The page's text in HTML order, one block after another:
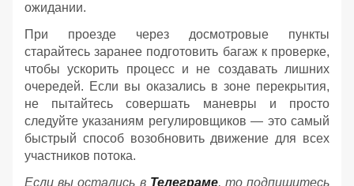
ожидании.
При проезде через досмотровые пункты
старайтесь заранее подготовить багаж к проверке,
чтобы ускорить процесс и не создавать лишних
очередей. Если вы оказались в зоне перекрытия,
не пытайтесь совершать маневры и просто
следуйте указаниям регулировщиков — это самый
быстрый способ возобновить движение для всех
участников потока.
Если вы остались в Телеграме, то подпишитесь